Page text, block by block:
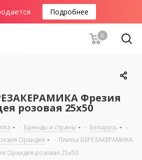
Подробнее
0
Фрезия
розовая 25х50
- Бренды и страны - Беларусь
-
Орхидея - Плитка БЕРЕЗАКЕРАМИКА
Орхидея розовая 25х50